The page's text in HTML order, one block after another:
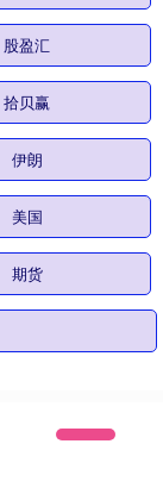
股盈汇
拾贝赢
伊朗
美国
期货